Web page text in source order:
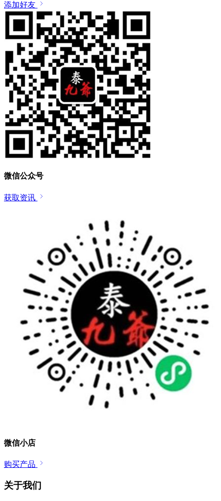
添加好友
微信公众号
获取资讯
微信小店
购买产品
关于我们